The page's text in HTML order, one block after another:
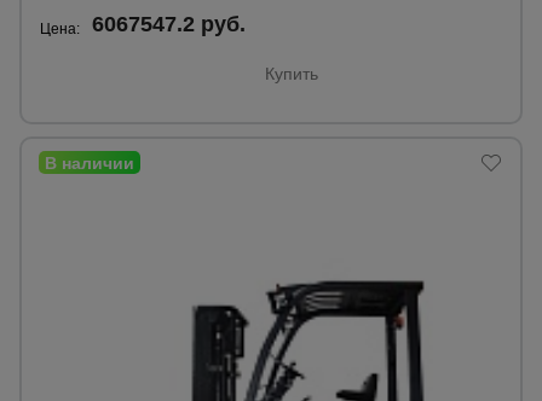
Цена: 6067547.2 руб.
Купить
строительные
Штукатурные
комплекты